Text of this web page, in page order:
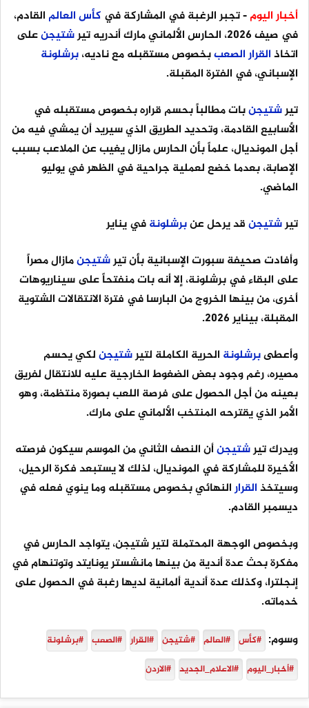
أخبار اليوم- تجبر الرغبة في المشاركة في كأسالعالم القادم،
في صيف 2026، الحارس الألماني مارك أندريه تير
شتيجنعلى
اتخاذالقرارالصعببخصوص مستقبله مع ناديه،برشلونة
الإسباني، في الفترة المقبلة.
تيرشتيجنبات مطالباً بحسم قراره بخصوص مستقبله في
الأسابيع القادمة، وتحديد الطريق الذي سيريد أن يمشي فيه من
أجل المونديال، علماً بأن الحارس مازال يغيب عن الملاعب بسبب
الإصابة، بعدما خضع لعملية جراحية في الظهر في يوليو
الماضي.
تيرشتيجنقد يرحل عنبرشلونةفي يناير
وأفادت صحيفة سبورت الإسبانية بأن تيرشتيجنمازال مصراً
على البقاء في برشلونة، إلا أنه بات منفتحاً على سيناريوهات
أخرى، من بينها الخروج من البارسا في فترة الانتقالات الشتوية
المقبلة، بيناير 2026.
وأعطىبرشلونة الحرية الكاملة لتيرشتيجنلكي يحسم
مصيره، رغم وجود بعض الضغوط الخارجية عليه للانتقال لفريق
بعينه من أجل الحصول على فرصة اللعب بصورة منتظمة، وهو
الأمر الذي يقترحه المنتخب الألماني على مارك.
ويدرك تيرشتيجنأن النصف الثاني من الموسم سيكون فرصته
الأخيرة للمشاركة في المونديال، لذلك لا يستبعد فكرة الرحيل،
وسيتخذالقرارالنهائي بخصوص مستقبله وما ينوي فعله في
ديسمبر القادم.
وبخصوص الوجهة المحتملة لتير شتيجن، يتواجد الحارس في
مفكرة بحث عدة أندية من بينها مانشستر يونايتد وتوتنهام في
إنجلترا، وكذلك عدة أندية ألمانية لديها رغبة في الحصول على
خدماته.
وسوم: #كأس #العالم #شتيجن #القرار #الصعب #برشلونة
#أخبار_اليوم #الاعلام_الجديد #الاردن